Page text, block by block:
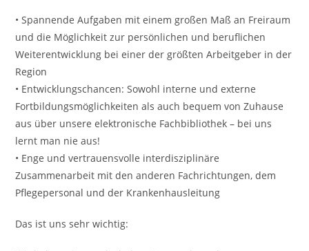
• Spannende Aufgaben mit einem großen Maß an Freiraum
und die Möglichkeit zur persönlichen und beruflichen
Weiterentwicklung bei einer der größten Arbeitgeber in der
Region
• Entwicklungschancen: Sowohl interne und externe
Fortbildungsmöglichkeiten als auch bequem von Zuhause
aus über unsere elektronische Fachbibliothek – bei uns
lernt man nie aus!
• Enge und vertrauensvolle interdisziplinäre
Zusammenarbeit mit den anderen Fachrichtungen, dem
Pflegepersonal und der Krankenhausleitung
Das ist uns sehr wichtig: